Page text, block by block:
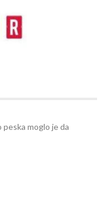
peska moglo je da